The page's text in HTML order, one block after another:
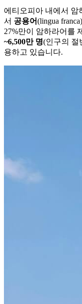
에티오피아 내에서 암
서 공용어(lingua
27%만이 암하라어를
~6,500만 명(인구의 절
용하고 있습니다.